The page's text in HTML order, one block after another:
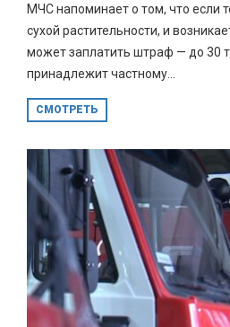
МЧС напоминает о том, что если
сухой растительности, и
может заплатить штраф — до 30
принадлежит частному...
СМОТРЕТЬ